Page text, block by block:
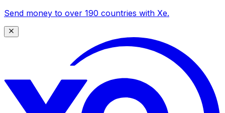
Send money to over 190 countries with Xe.